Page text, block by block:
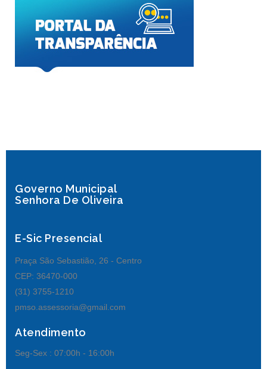
Governo Municipal
Senhora De Oliveira
E-Sic Presencial
Praça São Sebastião, 26 - Centro
CEP: 36470-000
(31) 3755-1210
pmso.assessoria@gmail.com
Atendimento
Seg-Sex : 07:00h - 16:00h